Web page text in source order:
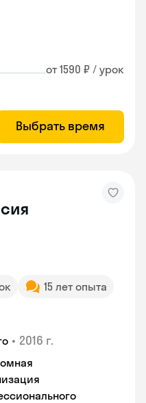
от 1590 ₽ / урок
Выбрать время
15 лет опыта
• 2016 г.